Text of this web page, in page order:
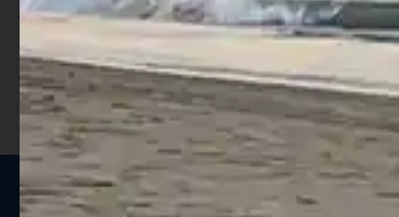
Utilizza i punti per ricevere uno
sconto;
I punti sono indicati nella pagina
prodotto;
Seguici sui social